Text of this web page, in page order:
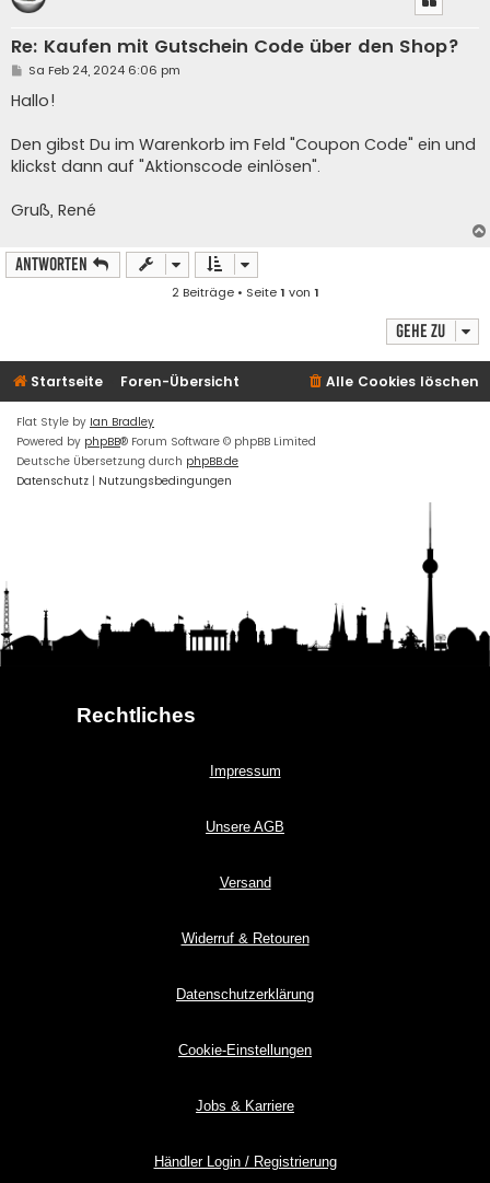
Re: Kaufen mit Gutschein Code über den Shop?
B
i
t
a
g
Sa Feb 24, 2024 6:06 pm
Hallo!
Den gibst Du im Warenkorb im Feld "Coupon Code" ein und
klickst dann auf "Aktionscode einlösen".
Gruß, René
Antworten
2 Beiträge • Seite1 von 1
Gehe zu
Startseite Foren-Übersicht Alle Cookies löschen
Flat Style by Ian Bradley
Powered by phpBB® Forum Software © phpBB Limited
Deutsche Übersetzung durch phpBB.de
Datenschutz | Nutzungsbedingungen
Rechtliches
Impressum
Unsere AGB
Versand
Widerruf & Retouren
Datenschutzerklärung
Cookie-Einstellungen
Jobs & Karriere
Händler Login / Registrierung